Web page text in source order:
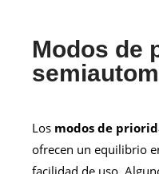
Modos de
Los modos de
ofrecen un equilibrio
facilidad de uso.